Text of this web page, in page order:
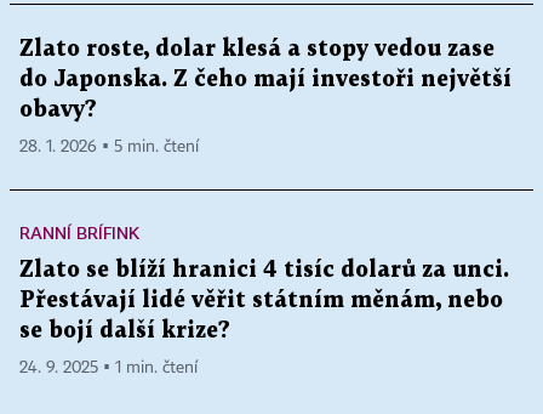
Zlato roste, dolar klesá a stopy vedou zase
do Japonska. Z čeho mají investoři největší
obavy?
28. 1. 2026 ▪ 5 min. čtení
RANNÍ BRÍFINK
Zlato se blíží hranici 4 tisíc dolarů za unci.
Přestávají lidé věřit státním měnám, nebo
se bojí další krize?
24. 9. 2025 ▪ 1 min. čtení